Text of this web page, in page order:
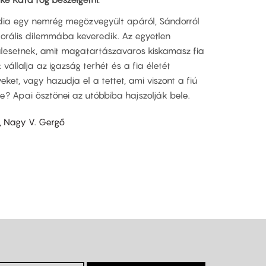
egy nemrég megözvegyült apáról, Sándorról
dilemmába keveredik. Az egyetlen
amit magatartászavaros kiskamasz fia
vállalja az igazság terhét és a fia életét
vagy hazudja el a tettet, ami viszont a fiú
Apai ösztönei az utóbbiba hajszolják bele.
Nagy V. Gergő